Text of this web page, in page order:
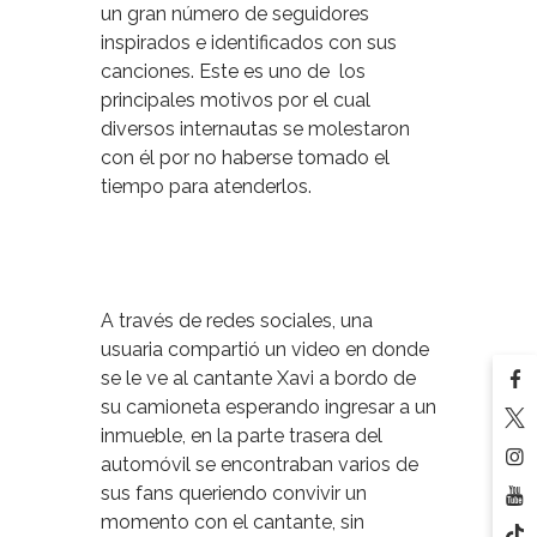
un gran número de seguidores
inspirados e identificados con sus
canciones. Este es uno de los
principales motivos por el cual
diversos internautas se molestaron
con él por no haberse tomado el
tiempo para atenderlos.
A través de redes sociales, una
usuaria compartió un video en donde
se le ve al cantante Xavi a bordo de
su camioneta esperando ingresar a un
inmueble, en la parte trasera del
automóvil se encontraban varios de
sus fans queriendo convivir un
momento con el cantante, sin